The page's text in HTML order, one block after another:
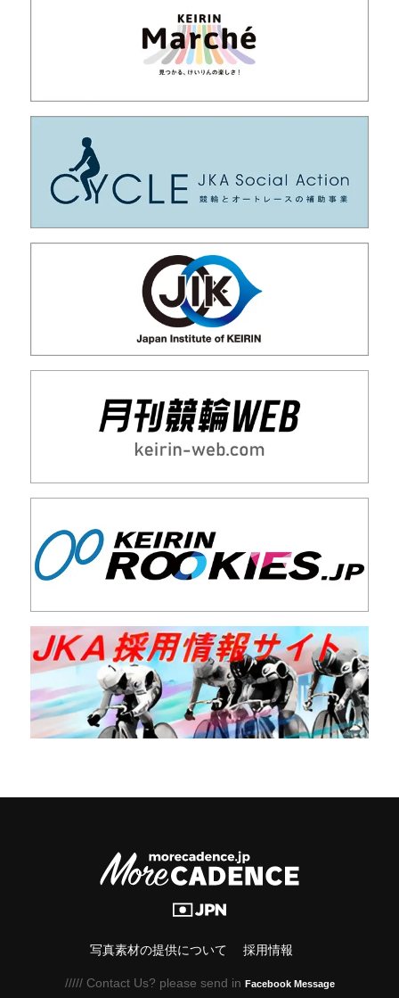
写真素材の提供について 採用情報
///// Contact Us? please send in Facebook Message